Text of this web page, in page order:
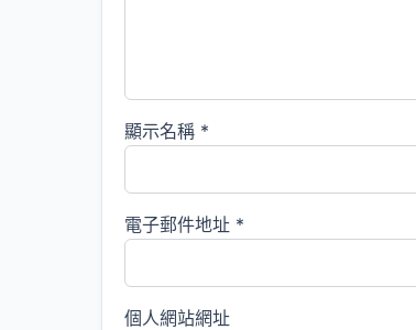
顯示名稱 *
電子郵件地址 *
個人網站網址